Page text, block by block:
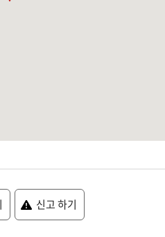
신고 하기